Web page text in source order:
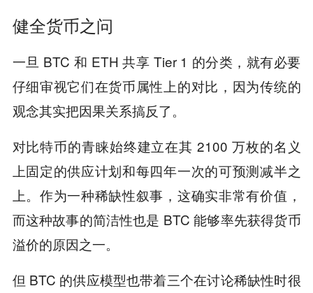
健全货币之问
一旦 BTC 和 ETH 共享 Tier 1 的分类，就有必要
仔细审视它们在货币属性上的对比，因为传统的
观念其实把因果关系搞反了。
对比特币的青睐始终建立在其 2100 万枚的名义
上固定的供应计划和每四年一次的可预测减半之
上。作为一种稀缺性叙事，这确实非常有价值，
而这种故事的简洁性也是 BTC 能够率先获得货币
溢价的原因之一。
但 BTC 的供应模型也带着三个在讨论稀缺性时很